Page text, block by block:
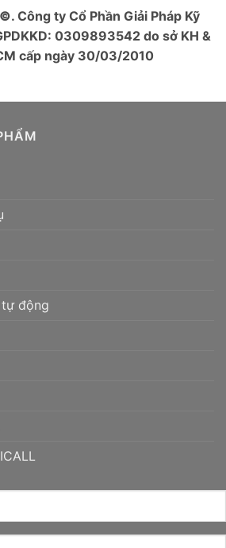
©. Công ty Cổ Phần Giải Pháp Kỹ
0309893542 do sở KH &
cấp ngày 30/03/2010
động